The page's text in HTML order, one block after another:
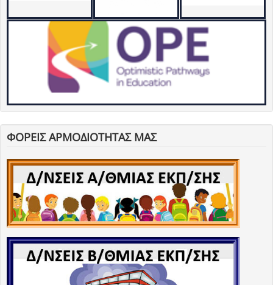
ΦΟΡΕΙΣ ΑΡΜΟΔΙΟΤΗΤΑΣ ΜΑΣ